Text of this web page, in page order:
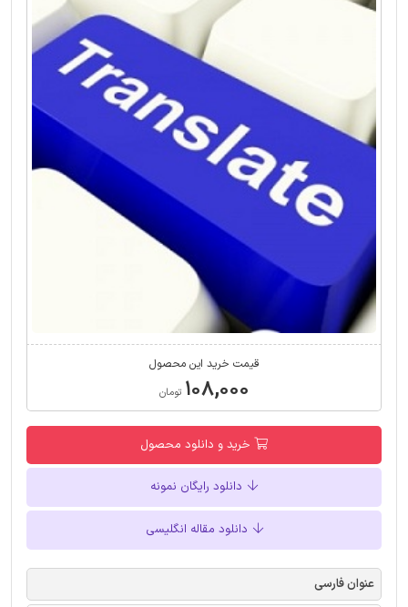
قیمت خرید این محصول
۱۰۸,۰۰۰ تومان
خرید و دانلود محصول
دانلود رایگان نمونه
دانلود مقاله انگلیسی
عنوان فارسی